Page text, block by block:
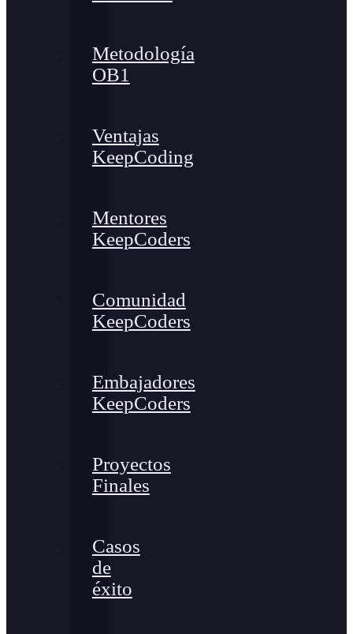
Metodología
OB1
Ventajas
KeepCoding
Mentores
KeepCoders
Comunidad
KeepCoders
Embajadores
KeepCoders
Proyectos
Finales
Casos
de
éxito